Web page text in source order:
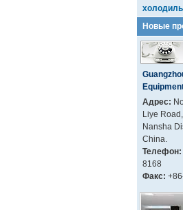
Новые
Адрес:
Liye
Nansha
China.
Телефон:
8168
Факс: